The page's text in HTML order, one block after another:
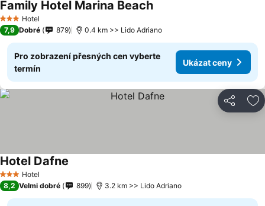
3 Počet hvězdiček
Hotel
Family Hotel Marina Beach
7,9 Dobré 879 0.4 km >> Lido Adriano
Pro zobrazení přesných cen vyberte
termín
Ukázat ceny
Sdílet
3 Počet hvězdiček
Hotel
Hotel Dafne
8,2 Velmi dobré 899 3.2 km >> Lido Adriano